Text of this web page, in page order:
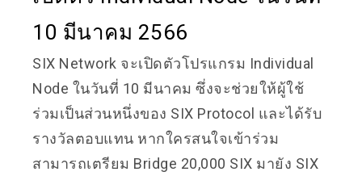
10 มีนาคม 2566
SIX Network จะเปิดตัวโปรแกรม Individual
Node ในวันที่ 10 มีนาคม ซึ่งจะช่วยให้ผู้ใช้
ร่วมเป็นส่วนหนึ่งของ SIX Protocol และได้รับ
รางวัลตอบแทน หากใครสนใจเข้าร่วม
สามารถเตรียม Bridge 20,000 SIX มายัง SIX